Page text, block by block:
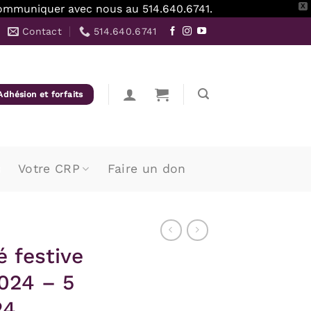
X
avec nous au 514.640.6741.
Contact 514.640.6741
et forfaits
Votre CRP Faire un don
festive
– 5